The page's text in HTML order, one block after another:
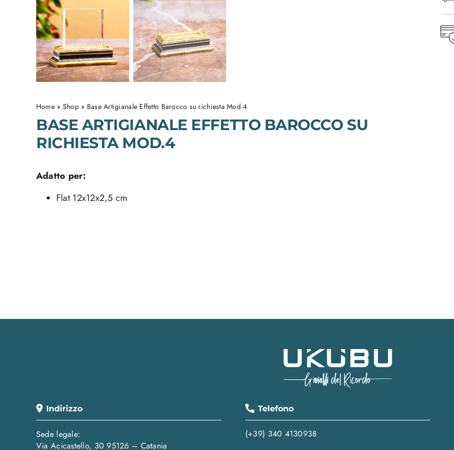
Home » Shop» Base Artigianale Effetto Barocco su richiesta Mod.4
BASE ARTIGIANALE EFFETTO BAROCCO SU
RICHIESTA MOD.4
Adatto per:
Flat 12x12x2,5 cm
Indirizzo
Sede legale:
Via Acicastello, 30 95126 – Catania
Telefono
(+39) 340 4130938